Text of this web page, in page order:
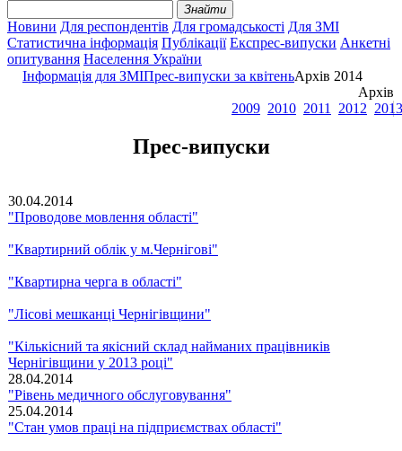
Знайти
Новини Для респондентів Для громадськості Для ЗМІ
Статистична інформація Публікації Експрес-випуски Анкетні
опитування Населення України
Інформація для ЗМІПрес-випуски за квітеньАрхів 2014
Архів
2009 2010 2011 2012 2013
Прес-випуски
30.04.2014
"Проводове мовлення області"
"Квартирний облік у м.Чернігові"
"Квартирна черга в області"
"Лісові мешканці Чернігівщини"
"Кількісний та якісний склад найманих працівників
Чернігівщини у 2013 році"
28.04.2014
"Рівень медичного обслуговування"
25.04.2014
"Стан умов праці на підприємствах області"